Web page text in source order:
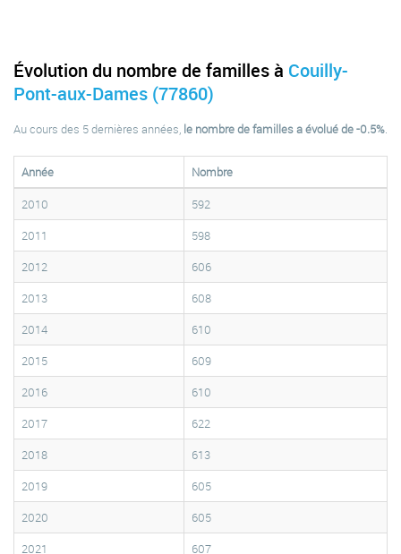
Évolution du nombre de familles à Couilly-
Pont-aux-Dames (77860)
Au cours des 5 dernières années, le nombre de familles a évolué de -0.5%.
Année
Nombre
2010
592
2011
598
2012
606
2013
608
2014
610
2015
609
2016
610
2017
622
2018
613
2019
605
2020
605
2021
607